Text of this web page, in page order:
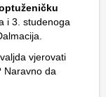
i 3. studenoga
vjerovati
Naravno da